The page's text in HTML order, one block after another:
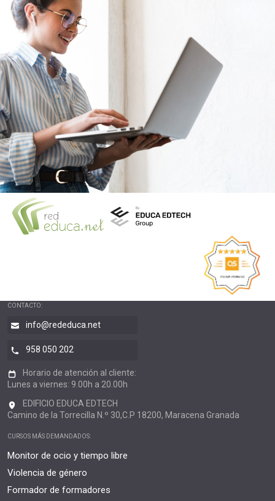
CONTACTO:
info@rededuca.net
958 050 202
Horario de atención al cliente:
Lunes a viernes: 9.00h a 20.00h
EDIFICIO EDUCA EDTECH
Camino de la Torrecilla N.º 30,C.P 18200, Maracena Granada
CURSOS MÁS DEMANDADOS:
Monitor de ocio y tiempo libre
Violencia de género
Formador de formadores